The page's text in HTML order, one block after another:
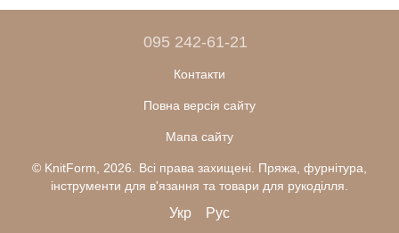
095 242-61-21
Контакти
Повна версія сайту
Мапа сайту
© KnitForm, 2026. Всі права захищені. Пряжа, фурнітура,
інструменти для в'язання та товари для рукоділля.
Укр Рус